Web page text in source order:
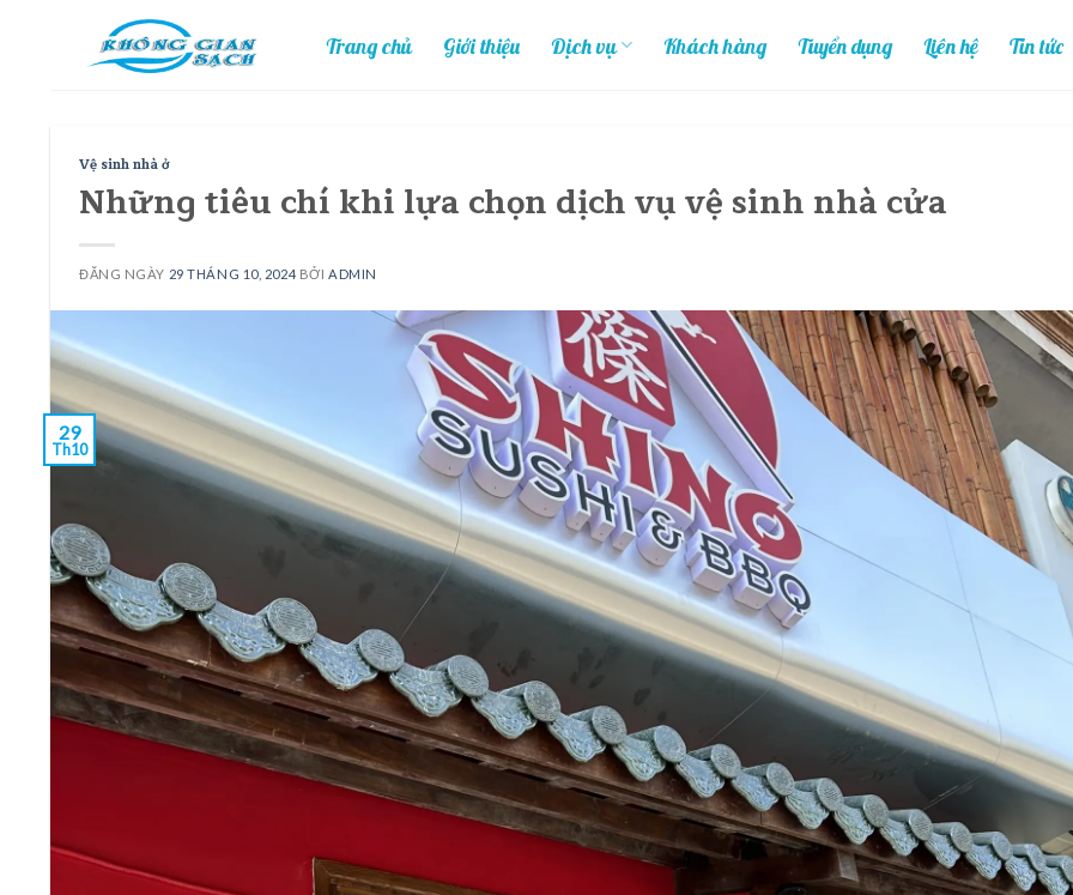
Trang chủ Giới thiệu Dịch vụ Khách hàng Tuyển dụng Liên hệ Tin tức
Vệ sinh nhà ở
Những tiêu chí khi lựa chọn dịch vụ vệ sinh nhà cửa
ĐĂNG NGÀY 29 THÁNG 10, 2024 BỞI ADMIN
29
Th10